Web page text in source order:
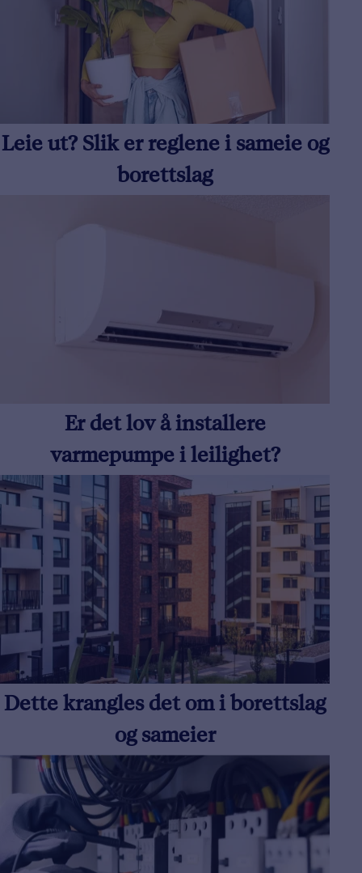
Leie ut? Slik er reglene i sameie og
borettslag
Er det lov å installere
varmepumpe i leilighet?
Dette krangles det om i borettslag
og sameier